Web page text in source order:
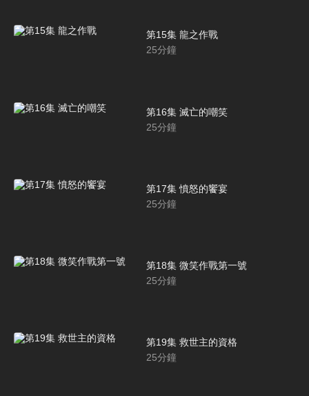
第15集 龍之作戰
25分鐘
第16集 滅亡的嘲笑
25分鐘
第17集 憤怒的饗宴
25分鐘
第18集 微笑作戰第一號
25分鐘
第19集 救世主的資格
25分鐘